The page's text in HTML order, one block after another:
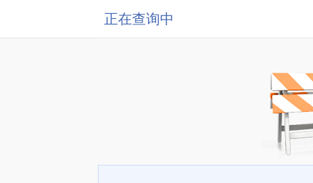
正在查询中